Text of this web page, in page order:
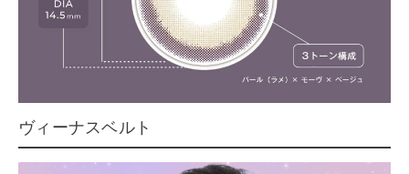
ヴィーナスベルト